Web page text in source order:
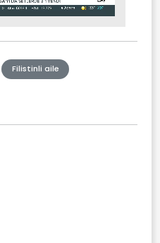
Filistinli aile